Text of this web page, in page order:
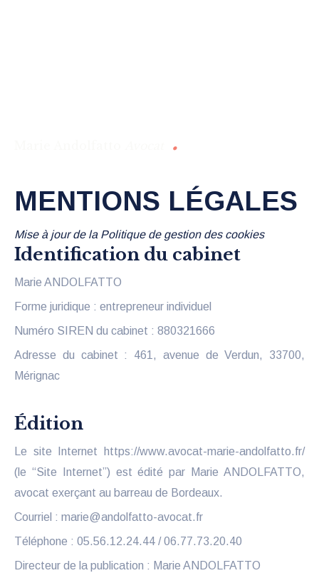
.
MENTIONS LÉGALES
Mise à jour de la Politique de gestion des cookies
Identification du cabinet
Marie ANDOLFATTO
Forme juridique : entrepreneur individuel
Numéro SIREN du cabinet : 880321666
Adresse du cabinet : 461, avenue de Verdun, 33700,
Mérignac
Édition
Le site Internet https://www.avocat-marie-andolfatto.fr/
(le “Site Internet”) est édité par Marie ANDOLFATTO,
avocat exerçant au barreau de Bordeaux.
Courriel : marie@andolfatto-avocat.fr
Téléphone : 05.56.12.24.44 / 06.77.73.20.40
Directeur de la publication : Marie ANDOLFATTO